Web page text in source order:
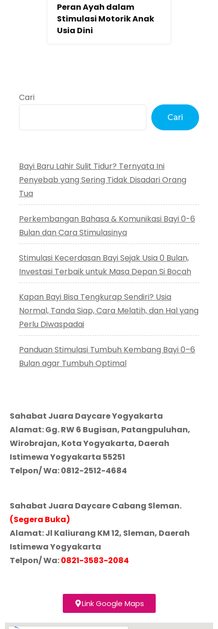
Peran Ayah dalam
Stimulasi Motorik Anak
Usia Dini
Cari
Cari
Bayi Baru Lahir Sulit Tidur? Ternyata Ini
Penyebab yang Sering Tidak Disadari Orang
Tua
Perkembangan Bahasa & Komunikasi Bayi 0-6
Bulan dan Cara Stimulasinya
Stimulasi Kecerdasan Bayi Sejak Usia 0 Bulan,
Investasi Terbaik untuk Masa Depan Si Bocah
Kapan Bayi Bisa Tengkurap Sendiri? Usia
Normal, Tanda Siap, Cara Melatih, dan Hal yang
Perlu Diwaspadai
Panduan Stimulasi Tumbuh Kembang Bayi 0–6
Bulan agar Tumbuh Optimal
Sahabat Juara Daycare Yogyakarta
Alamat: Gg. RW 6 Bugisan, Patangpuluhan,
Wirobrajan, Kota Yogyakarta, Daerah
Istimewa Yogyakarta 55251
Telpon/ Wa: 0812-2512-4684
Sahabat Juara Daycare Cabang Sleman.
(Segera Buka)
Alamat: Jl Kaliurang KM 12, Sleman, Daerah
Istimewa Yogyakarta
Telpon/ Wa:0821-3583-2084
Link Google Maps